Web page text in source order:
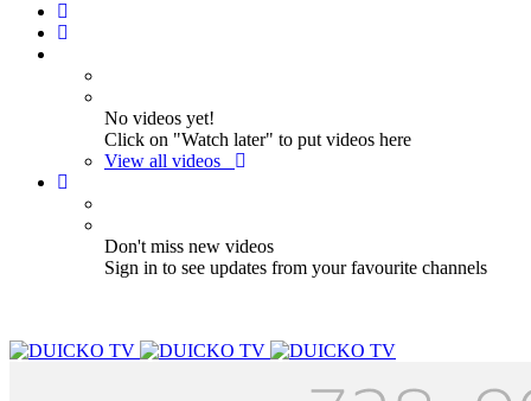
No videos yet!
Click on "Watch later" to put videos here
View all videos
Don't miss new videos
Sign in to see updates from your favourite channels